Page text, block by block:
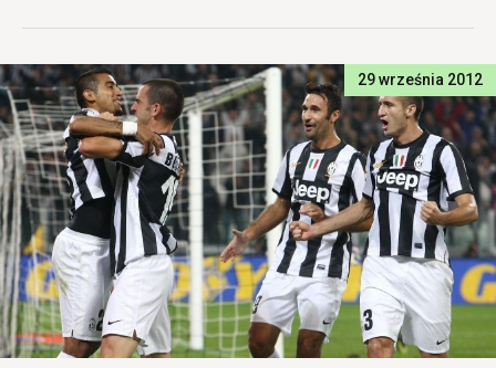
29 września 2012